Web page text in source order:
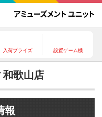
入荷プライズ 設置ゲーム機
歌山店
報